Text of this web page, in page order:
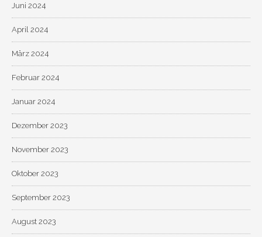
Juni 2024
April 2024
März 2024
Februar 2024
Januar 2024
Dezember 2023
November 2023
Oktober 2023
September 2023
August 2023